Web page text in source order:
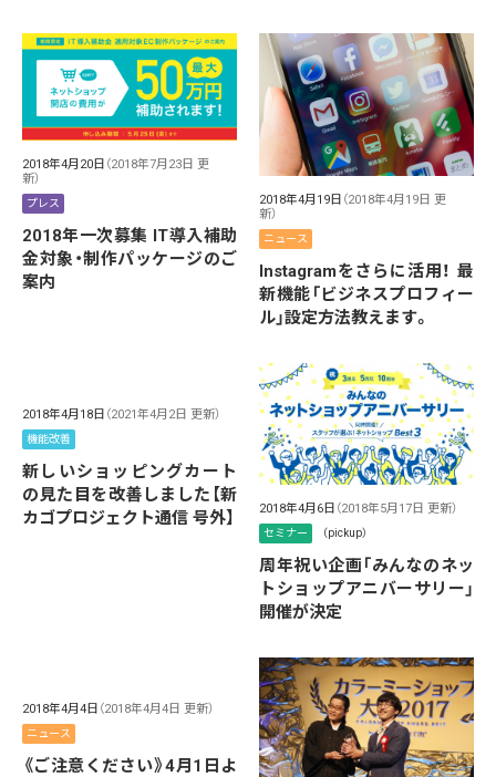
2018年4月20日 （2018年7月23日 更
新）
プレス
2018年一次募集 IT導入補助
金対象・制作パッケージのご
案内
2018年4月19日 （2018年4月19日 更
新）
ニュース
Instagramをさらに活用！ 最
新機能「ビジネスプロフィー
ル」設定方法教えます。
2018年4月18日 （2021年4月2日 更新）
機能改善
新しいショッピングカート
の見た目を改善しました【新
カゴプロジェクト通信 号外】
2018年4月6日 （2018年5月17日 更新）
セミナー （pickup）
周年祝い企画「みんなのネッ
トショップアニバーサリー」
開催が決定
2018年4月4日 （2018年4月4日 更新）
ニュース
《ご注意ください》4月1日よ